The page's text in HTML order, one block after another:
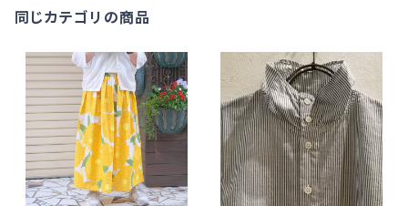
同じカテゴリの商品